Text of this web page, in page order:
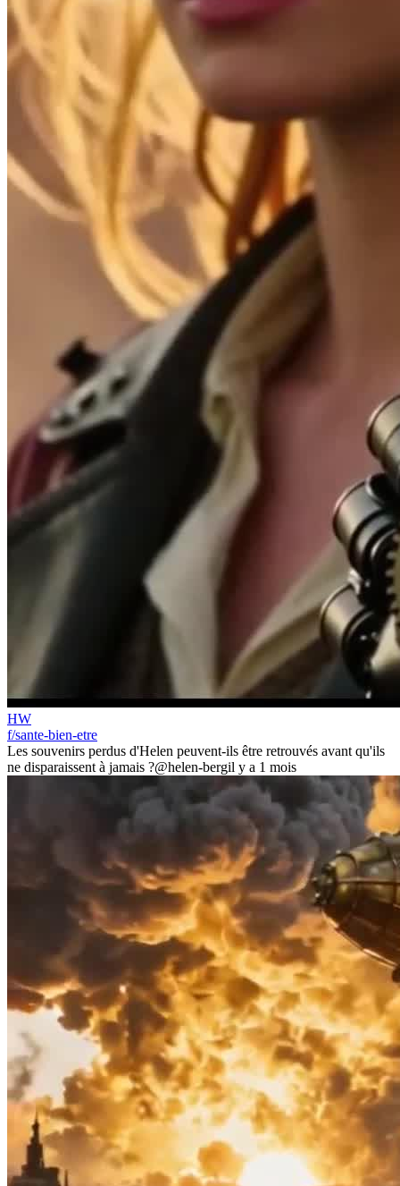
HW
f/sante-bien-etre
Les souvenirs perdus d'Helen peuvent-ils être retrouvés avant qu'ils
ne disparaissent à jamais ?@helen-bergil y a 1 mois